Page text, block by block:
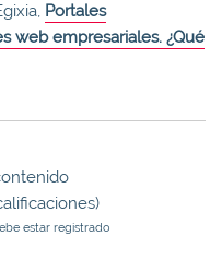
Portales
web empresariales. ¿Qué
estar registrado